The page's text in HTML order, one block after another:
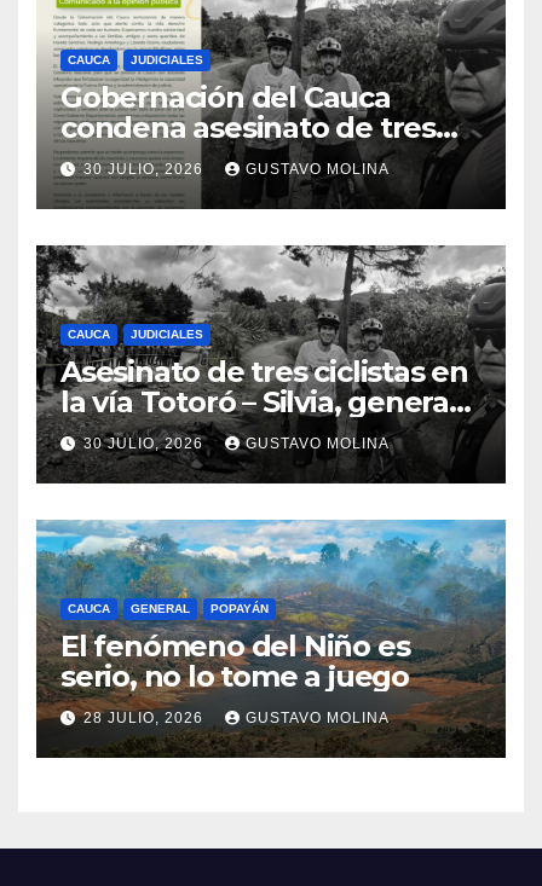
CAUCA JUDICIALES
Gobernación del Cauca
condena asesinato de tres
ciudadanos y exige medidas
urgentes al Gobierno
Nacional
30 JULIO, 2026 GUSTAVO MOLINA
CAUCA JUDICIALES
Asesinato de tres ciclistas en
la vía Totoró – Silvia, genera
consternación en el Cauca
30 JULIO, 2026 GUSTAVO MOLINA
CAUCA GENERAL POPAYÁN
El fenómeno del Niño es
serio, no lo tome a juego
28 JULIO, 2026 GUSTAVO MOLINA